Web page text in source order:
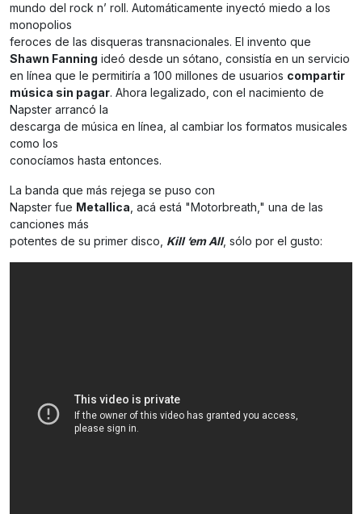
mundo del rock n’ roll. Automáticamente inyectó miedo a los
monopolios
feroces de las disqueras transnacionales. El invento que
Shawn Fanning ideó desde un sótano, consistía en un servicio
en línea que le permitiría a 100 millones de usuarios compartir
música sin pagar. Ahora legalizado, con el nacimiento de
Napster arrancó la
descarga de música en línea, al cambiar los formatos musicales
como los
conocíamos hasta entonces.
La banda que más rejega se puso con
Napster fue Metallica, acá está "Motorbreath," una de las
canciones más
potentes de su primer disco, Kill ‘em All, sólo por el gusto: